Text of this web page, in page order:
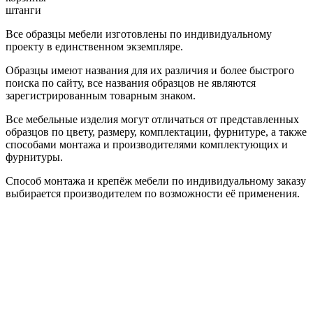
штанги
Все образцы мебели изготовлены по индивидуальному
проекту в единственном экземпляре.
Образцы имеют названия для их различия и более быстрого
поиска по сайту, все названия образцов не являются
зарегистрированным товарным знаком.
Все мебельные изделия могут отличаться от представленных
образцов по цвету, размеру, комплектации, фурнитуре, а также
способами монтажа и производителями комплектующих и
фурнитуры.
Способ монтажа и крепёж мебели по индивидуальному заказу
выбирается производителем по возможности её применения.